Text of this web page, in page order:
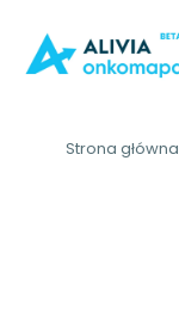
Strona główna